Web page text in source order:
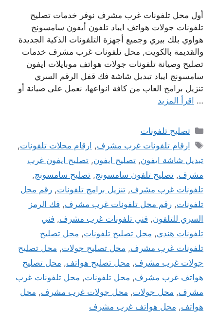
أول محل تلفونات غرب مشرف نوفر خدمات تصليح
تلفونات جولات هواتف ايباد تلفون أيفون سامسونج
هواوي بلك بيري وجميع أجهزة التلفونات الذكية الجديدة
والقديمة بالكويت, محل تلفونات غرب مشرف خدمات
تصليح وصيانة تلفونات جولات هواتف موبايلات ايفون
سامسونج ايباد تبديل شاشة فك قفل الرقم السري
تنزيل برامج العاب من كافة انواعها، نعمل على صيانة أو
… اقرأ المزيد
التصنيفات
تصليح تلفونات
الوسوم
ارقام تلفونات غرب مشرف, ارقام محلات تلفونات,
تبديل شاشة ايفون, تصليح ايفون, تصليح ايفون غرب
مشرف, تصليح تلفون سامسونج, تصليح سامسونج,
تلفونات غرب مشرف, تنزيل برامج تلفونات, رقم محل
تلفونات, رقم محل تلفونات غرب مشرف, فك الرمز
السري للتلفون, فني تلفونات غرب مشرف, فني
تلفونات هندي, محل تصليح تلفونات, محل تصليح
تلفونات غرب مشرف, محل تصليح جولات, محل تصليح
جولات غرب مشرف, محل تصليح هواتف, محل تصليح
هواتف غرب مشرف, محل تلفونات, محل تلفونات غرب
مشرف, محل جولات, محل جولات غرب مشرف, محل
هواتف, محل هواتف غرب مشرف